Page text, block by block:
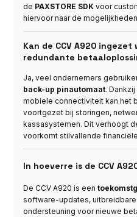
de PAXSTORE SDK voor
hiervoor naar de
Kan de CCV A920
redundante
Ja, veel ondernemers
back-up pinautomaat.
mobiele connectiviteit kan het
voortgezet bij storingen,
kassasystemen. Dit verhoogt
voorkomt stilvallende
In hoeverre is de CCV
De CCV A920 is een
software-updates,
ondersteuning voor nieuwe